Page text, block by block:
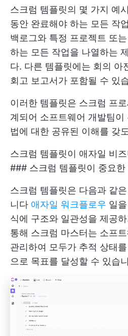
스크럼 템플릿의 몇 가지 예
동안 완료해야 하는 모든 작
백로그와 특정 프로젝트 또
하는 모든 작업을 나열하는
다. 다른 템플릿에는 회의 아
회고 보고서가 포함될 수 있
이러한 템플릿은 스크럼 프
계되어 소프트웨어 개발팀
법에 대한 공유된 이해를 갖
스크럼 템플릿이 애자일 비
### 스크럼 템플릿이 중요
스크럼 템플릿은 다음과 같
니다 애자일 워크플로우 일
식에 구조와 일관성을 제공
통해 스크럼 마스터는 소프
관리하여 모두가 추적 상태
으로 목표를 달성할 수 있습